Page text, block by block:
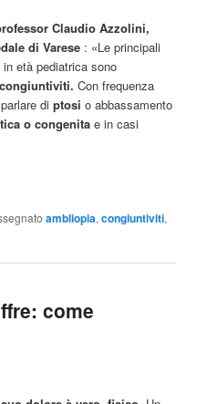
Claudio Azzolini,
di Varese : «Le principali
età pediatrica sono
Con frequenza
diptosi o abbassamento
o congenita e in casi
ambliopia,congiuntiviti,
come